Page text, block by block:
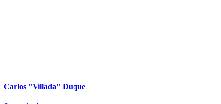
Carlos "Villada" Duque